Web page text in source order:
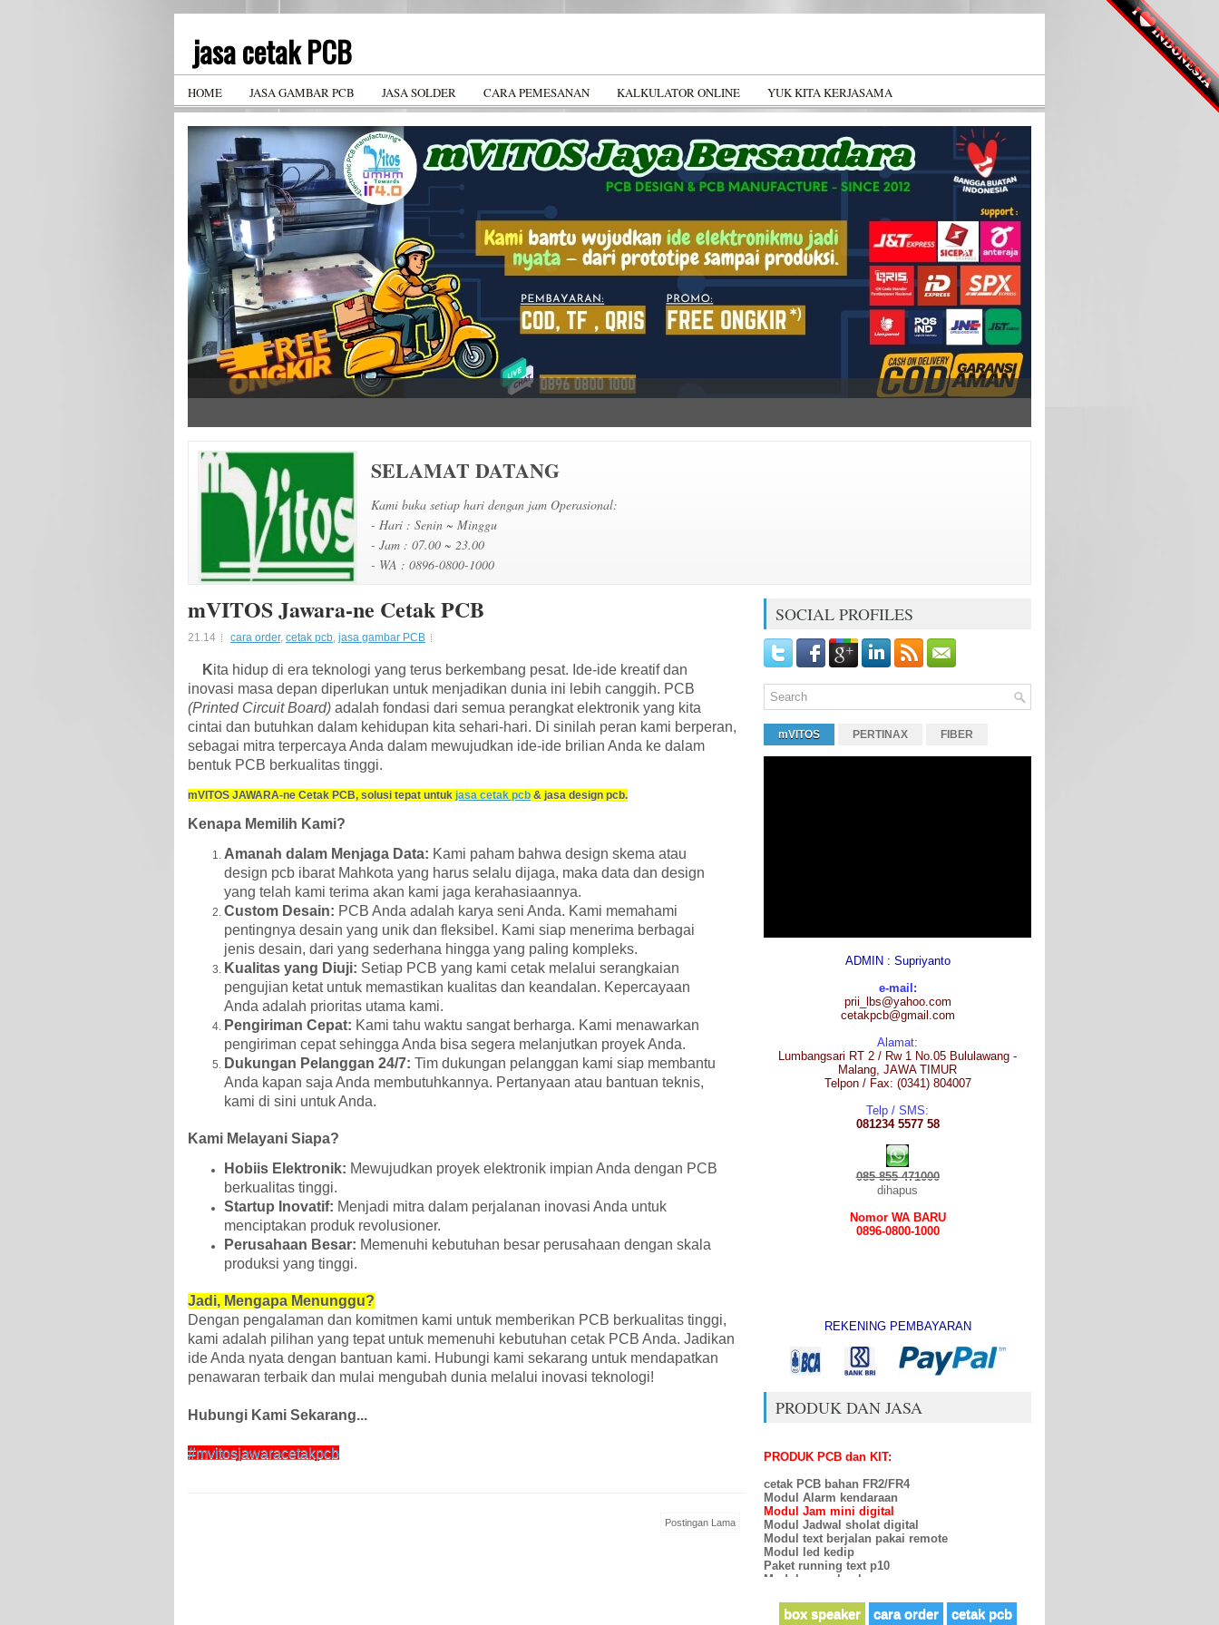
jasa cetak PCB
HOME JASA GAMBAR PCB JASA SOLDER CARA PEMESANAN KALKULATOR ONLINE YUK KITA KERJASAMA
SELAMAT DATANG
Kami buka setiap hari dengan jam Operasional:
- Hari : Senin ~ Minggu
- Jam : 07.00 ~ 23.00
- WA : 0896-0800-1000
mVITOS Jawara-ne Cetak PCB
21.14 cara order, cetak pcb, jasa gambar PCB
Kita hidup di era teknologi yang terus berkembang pesat. Ide-ide kreatif dan
inovasi masa depan diperlukan untuk menjadikan dunia ini lebih canggih. PCB
(Printed Circuit Board) adalah fondasi dari semua perangkat elektronik yang kita
cintai dan butuhkan dalam kehidupan kita sehari-hari. Di sinilah peran kami berperan,
sebagai mitra terpercaya Anda dalam mewujudkan ide-ide brilian Anda ke dalam
bentuk PCB berkualitas tinggi.
mVITOS JAWARA-ne Cetak PCB, solusi tepat untuk jasa cetak pcb & jasa design pcb.
Kenapa Memilih Kami?
Amanah dalam Menjaga Data: Kami paham bahwa design skema atau
design pcb ibarat Mahkota yang harus selalu dijaga, maka data dan design
yang telah kami terima akan kami jaga kerahasiaannya.
Custom Desain: PCB Anda adalah karya seni Anda. Kami memahami
pentingnya desain yang unik dan fleksibel. Kami siap menerima berbagai
jenis desain, dari yang sederhana hingga yang paling kompleks.
Kualitas yang Diuji: Setiap PCB yang kami cetak melalui serangkaian
pengujian ketat untuk memastikan kualitas dan keandalan. Kepercayaan
Anda adalah prioritas utama kami.
Pengiriman Cepat: Kami tahu waktu sangat berharga. Kami menawarkan
pengiriman cepat sehingga Anda bisa segera melanjutkan proyek Anda.
Dukungan Pelanggan 24/7: Tim dukungan pelanggan kami siap membantu
Anda kapan saja Anda membutuhkannya. Pertanyaan atau bantuan teknis,
kami di sini untuk Anda.
Kami Melayani Siapa?
Hobiis Elektronik: Mewujudkan proyek elektronik impian Anda dengan PCB
berkualitas tinggi.
Startup Inovatif: Menjadi mitra dalam perjalanan inovasi Anda untuk
menciptakan produk revolusioner.
Perusahaan Besar: Memenuhi kebutuhan besar perusahaan dengan skala
produksi yang tinggi.
Jadi, Mengapa Menunggu?
Dengan pengalaman dan komitmen kami untuk memberikan PCB berkualitas tinggi,
kami adalah pilihan yang tepat untuk memenuhi kebutuhan cetak PCB Anda. Jadikan
ide Anda nyata dengan bantuan kami. Hubungi kami sekarang untuk mendapatkan
penawaran terbaik dan mulai mengubah dunia melalui inovasi teknologi!
Hubungi Kami Sekarang...
#mvitosjawaracetakpcb
Postingan Lama
SOCIAL PROFILES
mVITOS PERTINAX FIBER
ADMIN : Supriyanto
e-mail:
prii_lbs@yahoo.com
cetakpcb@gmail.com
Alamat:
Lumbangsari RT 2 / Rw 1 No.05 Bululawang -
Malang, JAWA TIMUR
Telpon / Fax: (0341) 804007
Telp / SMS:
081234 5577 58
085 855 471000
dihapus
Nomor WA BARU
0896-0800-1000
REKENING PEMBAYARAN
PRODUK DAN JASA
Modul Alarm kendaraan
Modul Jam mini digital
Modul Jadwal sholat digital
Modul text berjalan pakai remote
Modul led kedip
Paket running text p10
Modul powerbank
Modul skore
Kit dan PCB Ampli Apex
Kit dan PCB Ampli Yiroshi
box speaker cara order cetak pcb